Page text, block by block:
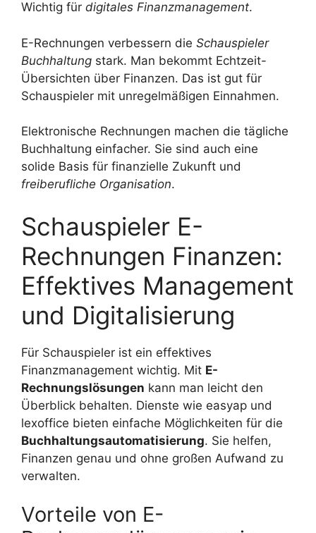
Wichtig für digitales Finanzmanagement.
E-Rechnungen verbessern die Schauspieler
Buchhaltung stark. Man bekommt Echtzeit-
Übersichten über Finanzen. Das ist gut für
Schauspieler mit unregelmäßigen Einnahmen.
Elektronische Rechnungen machen die tägliche
Buchhaltung einfacher. Sie sind auch eine
solide Basis für finanzielle Zukunft und
freiberufliche Organisation.
Schauspieler E-
Rechnungen Finanzen:
Effektives Management
und Digitalisierung
Für Schauspieler ist ein effektives
Finanzmanagement wichtig. Mit E-
Rechnungslösungen kann man leicht den
Überblick behalten. Dienste wie easyap und
lexoffice bieten einfache Möglichkeiten für die
Buchhaltungsautomatisierung. Sie helfen,
Finanzen genau und ohne großen Aufwand zu
verwalten.
Vorteile von E-